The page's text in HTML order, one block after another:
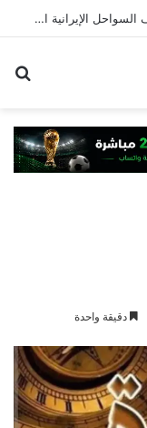
واشنطن تغيّر قواعد اللعبة …. لماذا استهداف السواحل الإيرانية الآن؟
دقيقة واحدة